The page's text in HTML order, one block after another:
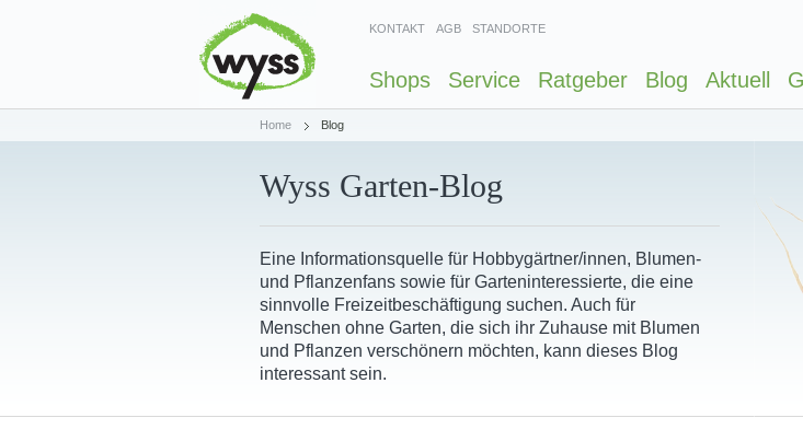
KONTAKT AGB STANDORTE
Shops Service Ratgeber Blog Aktuell
Home Blog
Wyss Garten-Blog
Eine Informationsquelle für Hobbygärtner/innen, Blumen-
und Pflanzenfans sowie für Garteninteressierte, die eine
sinnvolle Freizeitbeschäftigung suchen. Auch für
Menschen ohne Garten, die sich ihr Zuhause mit Blumen
und Pflanzen verschönern möchten, kann dieses Blog
interessant sein.